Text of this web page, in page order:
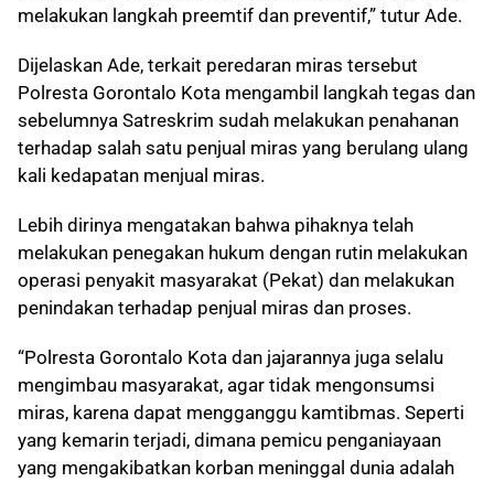
melakukan langkah preemtif dan preventif,” tutur Ade.
Dijelaskan Ade, terkait peredaran miras tersebut
Polresta Gorontalo Kota mengambil langkah tegas dan
sebelumnya Satreskrim sudah melakukan penahanan
terhadap salah satu penjual miras yang berulang ulang
kali kedapatan menjual miras.
Lebih dirinya mengatakan bahwa pihaknya telah
melakukan penegakan hukum dengan rutin melakukan
operasi penyakit masyarakat (Pekat) dan melakukan
penindakan terhadap penjual miras dan proses.
“Polresta Gorontalo Kota dan jajarannya juga selalu
mengimbau masyarakat, agar tidak mengonsumsi
miras, karena dapat mengganggu kamtibmas. Seperti
yang kemarin terjadi, dimana pemicu penganiayaan
yang mengakibatkan korban meninggal dunia adalah